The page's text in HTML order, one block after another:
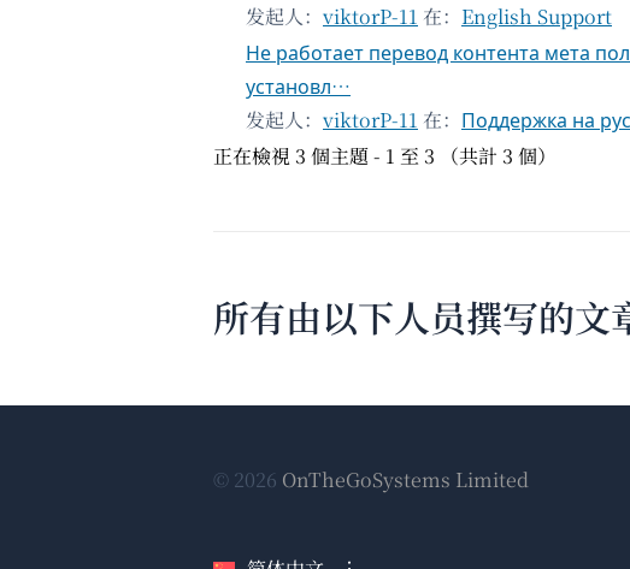
发起人： viktorP-11 在： English Support
Не работает перевод контента мета
установл…
发起人： viktorP-11 在： Поддержка на
正在檢視 3 個主題 - 1 至 3 （共計 3 個）
所有由以下人员撰写的
© 2026 OnTheGoSystems Limited